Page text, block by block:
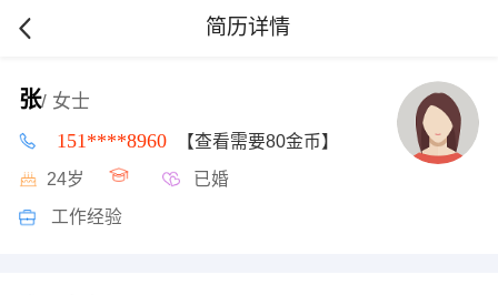
简历详情
张/ 女士
151****8960 【查看需要80金币】
24岁 已婚
工作经验